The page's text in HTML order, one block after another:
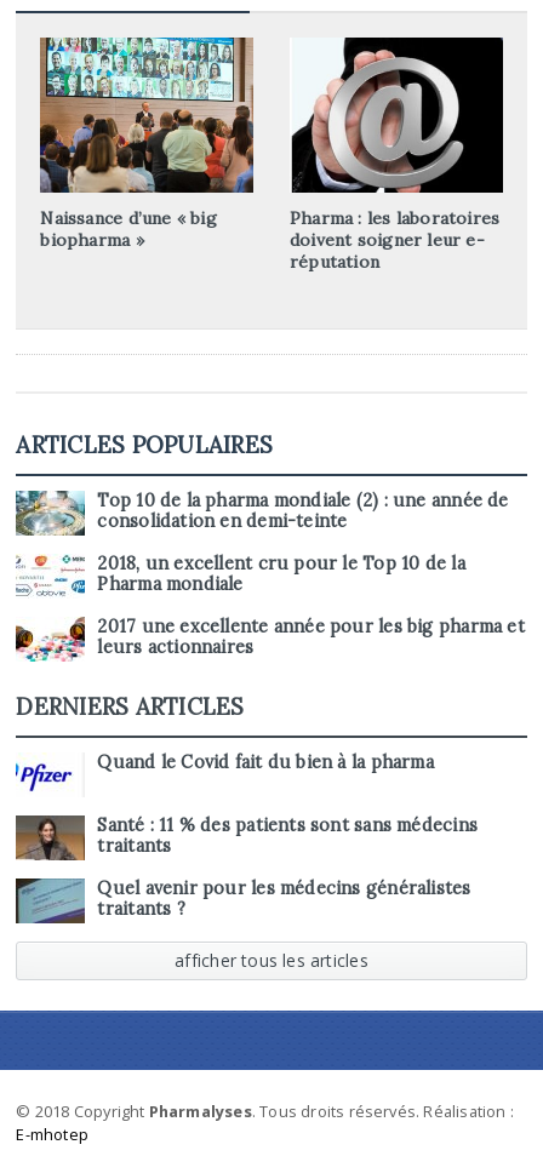
Naissance d’une « big
biopharma »
Pharma : les laboratoires
doivent soigner leur e-
réputation
ARTICLES POPULAIRES
Top 10 de la pharma mondiale (2) : une année de
consolidation en demi-teinte
2018, un excellent cru pour le Top 10 de la
Pharma mondiale
2017 une excellente année pour les big pharma et
leurs actionnaires
DERNIERS ARTICLES
Quand le Covid fait du bien à la pharma
Santé : 11 % des patients sont sans médecins
traitants
Quel avenir pour les médecins généralistes
traitants ?
afficher tous les articles
© 2018 Copyright Pharmalyses. Tous droits réservés. Réalisation :
E-mhotep